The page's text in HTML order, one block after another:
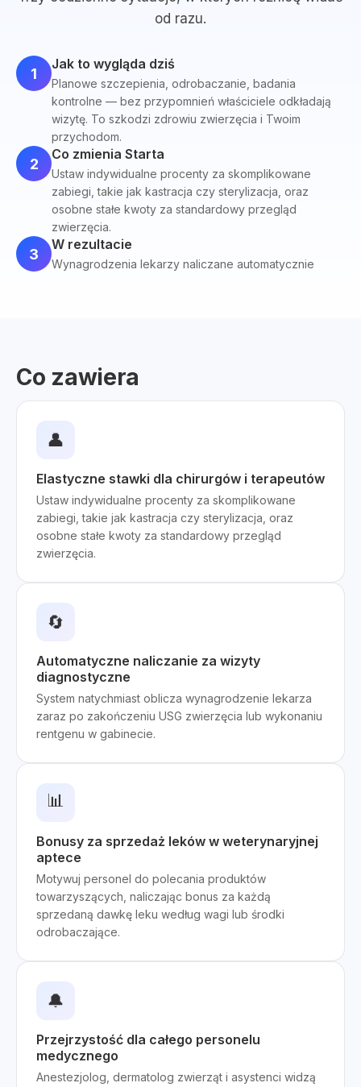
od razu.
1
Jak to wygląda dziś
Planowe szczepienia, odrobaczanie, badania
kontrolne — bez przypomnień właściciele odkładają
wizytę. To szkodzi zdrowiu zwierzęcia i Twoim
przychodom.
2
Co zmienia Starta
Ustaw indywidualne procenty za skomplikowane
zabiegi, takie jak kastracja czy sterylizacja, oraz
osobne stałe kwoty za standardowy przegląd
zwierzęcia.
3
W rezultacie
Wynagrodzenia lekarzy naliczane automatycznie
Co zawiera
👤
Elastyczne stawki dla chirurgów i terapeutów
Ustaw indywidualne procenty za skomplikowane
zabiegi, takie jak kastracja czy sterylizacja, oraz
osobne stałe kwoty za standardowy przegląd
zwierzęcia.
🔄
Automatyczne naliczanie za wizyty
diagnostyczne
System natychmiast oblicza wynagrodzenie lekarza
zaraz po zakończeniu USG zwierzęcia lub wykonaniu
rentgenu w gabinecie.
📊
Bonusy za sprzedaż leków w weterynaryjnej
aptece
Motywuj personel do polecania produktów
towarzyszących, naliczając bonus za każdą
sprzedaną dawkę leku według wagi lub środki
odrobaczające.
🔔
Przejrzystość dla całego personelu
medycznego
Anestezjolog, dermatolog zwierząt i asystenci widzą